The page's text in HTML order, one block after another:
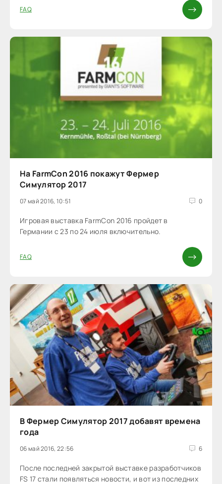
FAQ
На FarmCon 2016 покажут Фермер
Симулятор 2017
07 май 2016, 10:51 0
Игровая выставка FarmCon 2016 пройдет в
Германии с 23 по 24 июля включительно.
FAQ
В Фермер Симулятор 2017 добавят времена
года
06 май 2016, 22:56 6
После последней закрытой выставке разработчиков
FS 17 стали появляться новости, и вот из последних